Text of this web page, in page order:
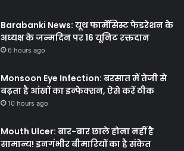
Barabanki News: यूथ फार्मेसिस्ट फेडरेशन के
अध्यक्ष के जन्मदिन पर 16 यूनिट रक्तदान
6 hours ago
Monsoon Eye Infection: बरसात में तेजी से
बढ़ता है आंखों का इन्फेक्शन, ऐसे करें ठीक
10 hours ago
Mouth Ulcer: बार-बार छाले होना नहीं है
सामान्य! इनगंभीर बीमारियों का है संकेत